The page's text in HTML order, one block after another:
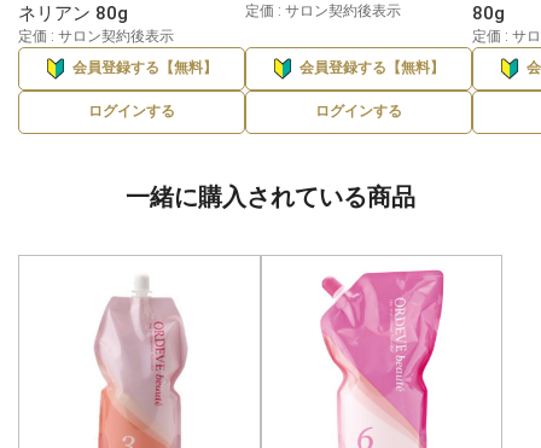
ネリアン 80g
定価 : サロン契約後表示
会員登録する【無料】
ログインする
定価 : サロン契約後表示
会員登録する【無料】
ログインする
80g
定価 : サ
一緒に購入されている商品